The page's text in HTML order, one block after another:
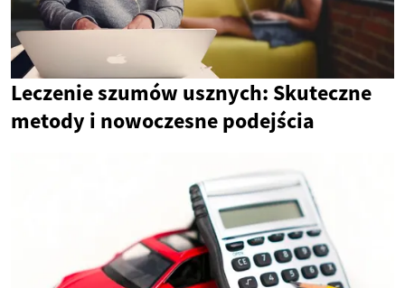
Leczenie szumów usznych: Skuteczne
metody i nowoczesne podejścia